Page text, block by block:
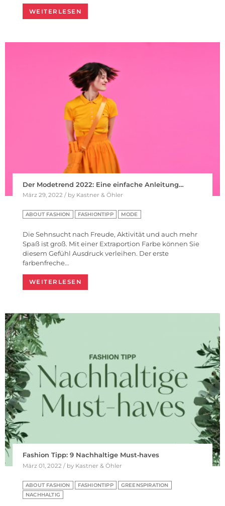
WEITERLESEN
Der Modetrend 2022: Eine einfache Anleitung…
März 29, 2022 / by Kastner & Öhler
ABOUT FASHION FASHIONTIPP MODE
Die Sehnsucht nach Freude, Aktivität und auch mehr
Spaß ist groß. Mit einer Extraportion Farbe können Sie
diesem Gefühl Ausdruck verleihen. Der erste
farbenfreche…
WEITERLESEN
Fashion Tipp: 9 Nachhaltige Must‑haves
März 01, 2022 / by Kastner & Öhler
ABOUT FASHION FASHIONTIPP
GREENSPIRATION
NACHHALTIG